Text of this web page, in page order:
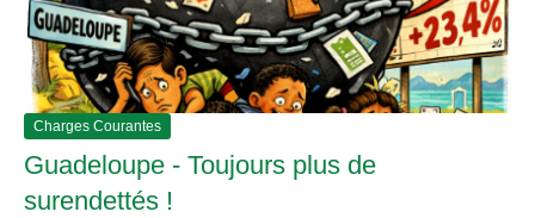
Charges Courantes
Guadeloupe - Toujours plus de
surendettés !